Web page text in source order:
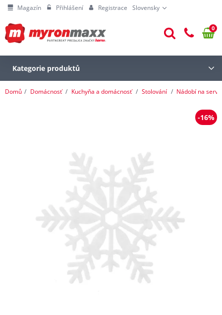
Magazín Přihlášení Registrace Slovensky
0
Kategorie produktů
Domů Domácnosť Kuchyňa a domácnosť Stolování Nádobí na
-16%